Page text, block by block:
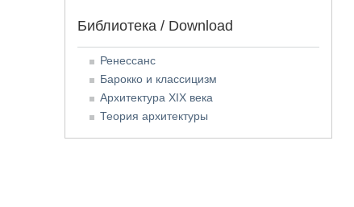
Библиотека / Download
Ренессанс
Барокко и классицизм
Архитектура XIX века
Теория архитектуры